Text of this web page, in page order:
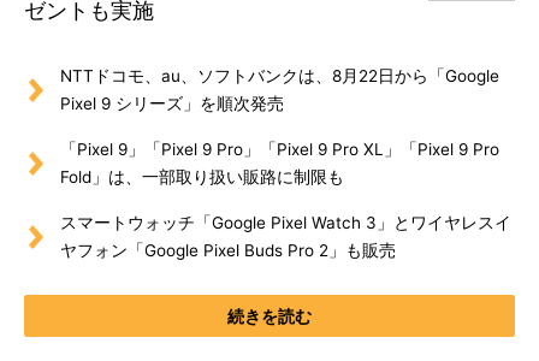
ゼントも実施
NTTドコモ、au、ソフトバンクは、8月22日から「Google
Pixel 9 シリーズ」を順次発売
「Pixel 9」「Pixel 9 Pro」「Pixel 9 Pro XL」「Pixel 9 Pro
Fold」は、一部取り扱い販路に制限も
スマートウォッチ「Google Pixel Watch 3」とワイヤレスイ
ヤフォン「Google Pixel Buds Pro 2」も販売
続きを読む